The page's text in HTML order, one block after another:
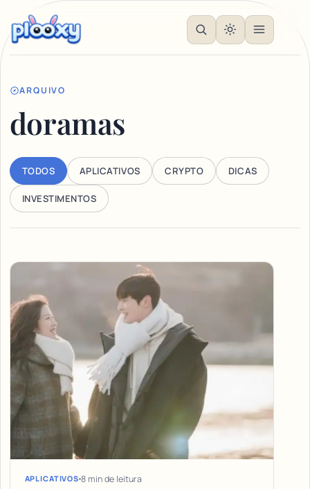
ARQUIVO
doramas
TODOS APLICATIVOS CRYPTO DICAS
INVESTIMENTOS
Articles
APLICATIVOS 8 min de leitura